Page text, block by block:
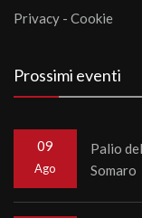
Privacy - Cookie
Prossimi eventi
09
Ago
Palio
Somaro